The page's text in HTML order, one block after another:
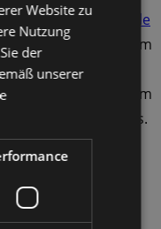
im#AwoFitF
ür-Alle
als Scan nach dem
sachsen.de. 20
zur Teilnahme am
auf Vertrauensbasis.
. Solltet Ihr aber
ist eine
Website zu
Nutzung
der
unserer